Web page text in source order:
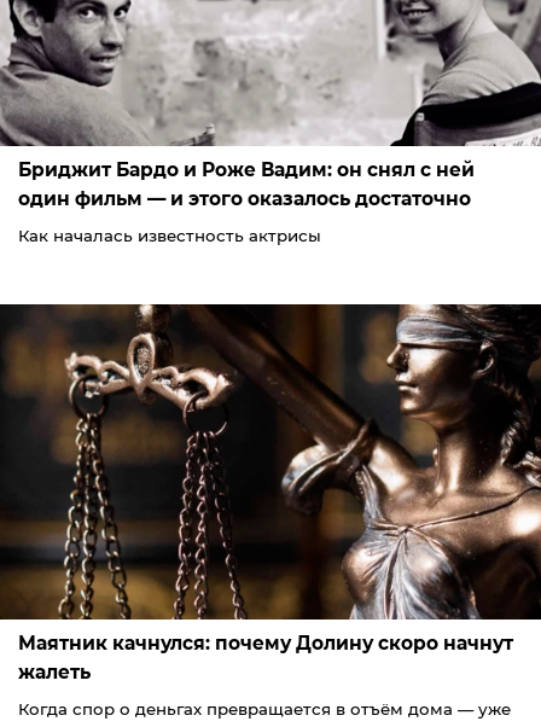
Бриджит Бардо и Роже Вадим: он снял с ней
один фильм — и этого оказалось достаточно
Как началась известность актрисы
Маятник качнулся: почему Долину скоро начнут
жалеть
Когда спор о деньгах превращается в отъём дома — уже